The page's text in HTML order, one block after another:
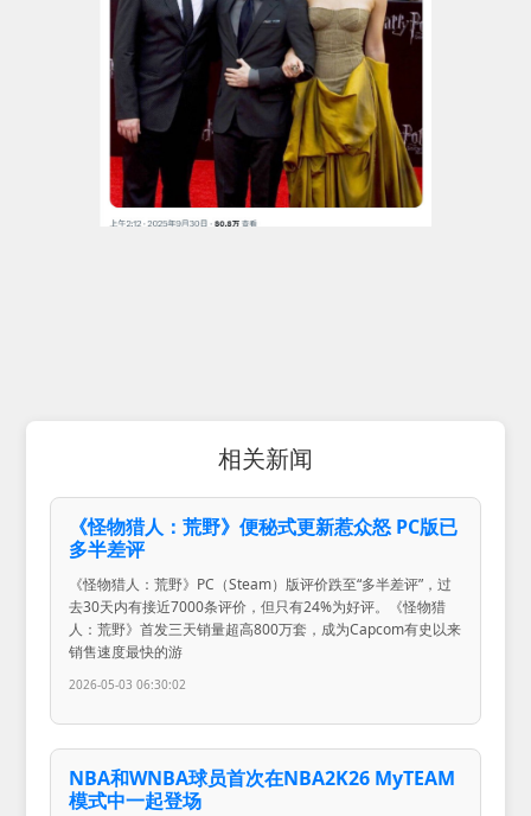
相关新闻
《怪物猎人：荒野》便秘式更新惹众怒 PC版已
多半差评
《怪物猎人：荒野》PC（Steam）版评价跌至“多半差评”，过
去30天内有接近7000条评价，但只有24%为好评。《怪物猎
人：荒野》首发三天销量超高800万套，成为Capcom有史以来
销售速度最快的游
2026-05-03 06:30:02
NBA和WNBA球员首次在NBA2K26 MyTEAM
模式中一起登场